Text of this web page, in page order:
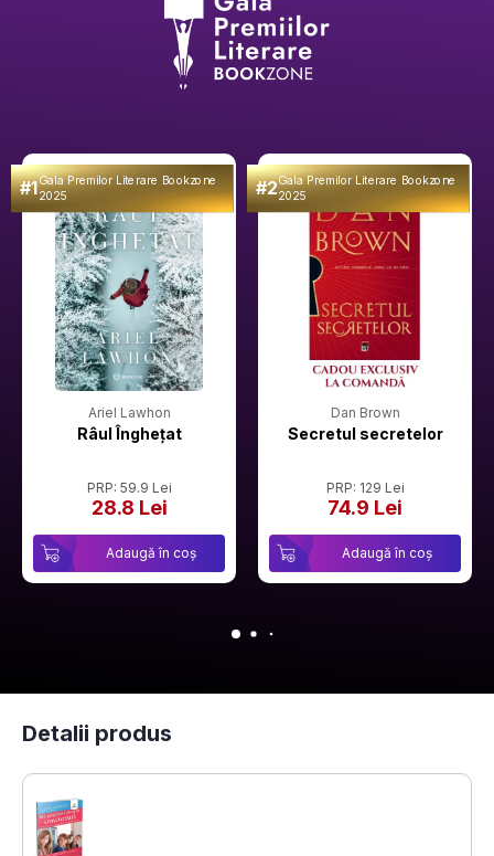
#1Gala Premilor Literare Bookzone
2025
Ariel Lawhon
Râul Înghețat
PRP: 59.9 Lei
28.8 Lei
Adaugă în coș
#2Gala Premilor Literare Bookzone
2025
Dan Brown
Secretul secretelor
PRP: 129 Lei
74.9 Lei
Adaugă în coș
Detalii produs